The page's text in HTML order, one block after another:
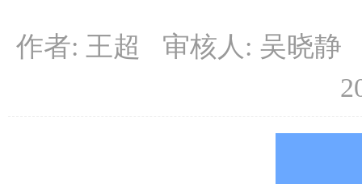
作者: 王超 审核人: 吴晓